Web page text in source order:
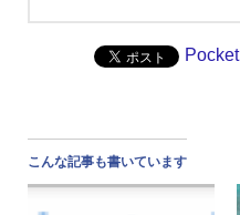
Pocket
こんな記事も書いています